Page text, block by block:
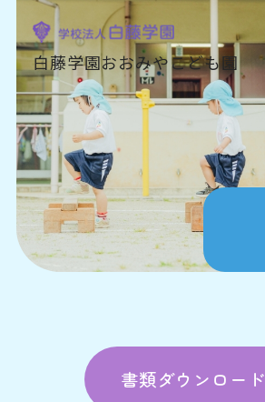
白藤学園おおみやこども園
書類ダウンロード